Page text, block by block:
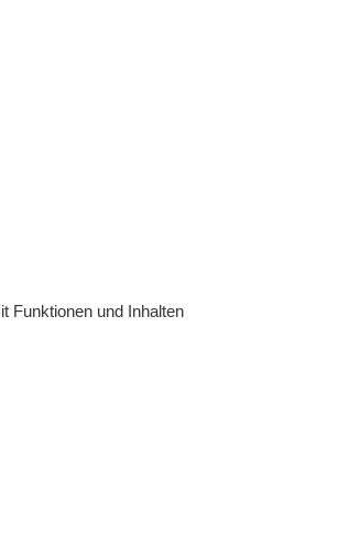
Funktionen und Inhalten